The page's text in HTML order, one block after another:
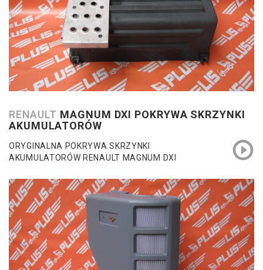
RENAULT MAGNUM DXI POKRYWA SKRZYNKI
AKUMULATORÓW
ORYGINALNA POKRYWA SKRZYNKI
AKUMULATORÓW RENAULT MAGNUM DXI